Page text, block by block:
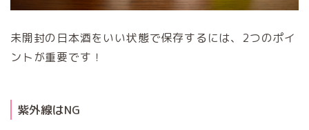
未開封の日本酒をいい状態で保存するには、2つのポイ
ントが重要です！
紫外線はNG